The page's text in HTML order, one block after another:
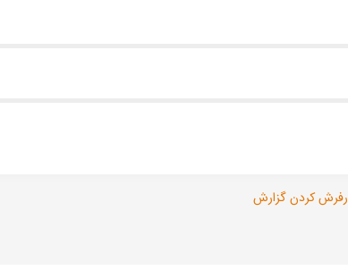
رفرش کردن گزارش